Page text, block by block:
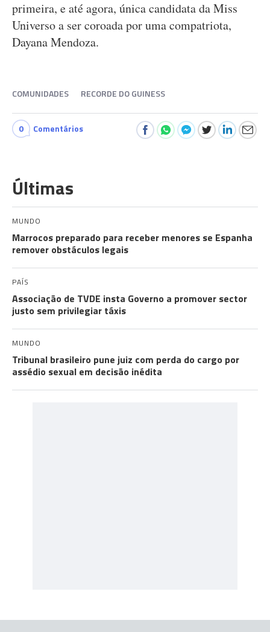
primeira, e até agora, única candidata da Miss
Universo a ser coroada por uma compatriota,
Dayana Mendoza.
COMUNIDADES RECORDE DO GUINESS
0 Comentários
Últimas
MUNDO
Marrocos preparado para receber menores se Espanha
remover obstáculos legais
PAÍS
Associação de TVDE insta Governo a promover sector
justo sem privilegiar táxis
MUNDO
Tribunal brasileiro pune juiz com perda do cargo por
assédio sexual em decisão inédita